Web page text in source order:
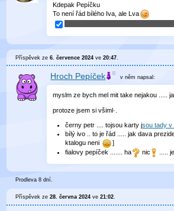
Kdepak Pepíčku
To není řád bílého Iva, ale Lva
Příspěvek ze6. července 2024 ve20:47
Hroch Pepíček v němnapsal:
myslm ze bych mel mit take nejakou .....
protoze jsem si všiml·.
černy petr .... tojsou karty jsou tady v
bílý ivo .. to je řád ..... jak dava
ktalogu neni
]
fialovy pepíček ....... ha
nic .....
Prodleva 8 dní.
Příspěvek ze28. června 2024 ve21:02.